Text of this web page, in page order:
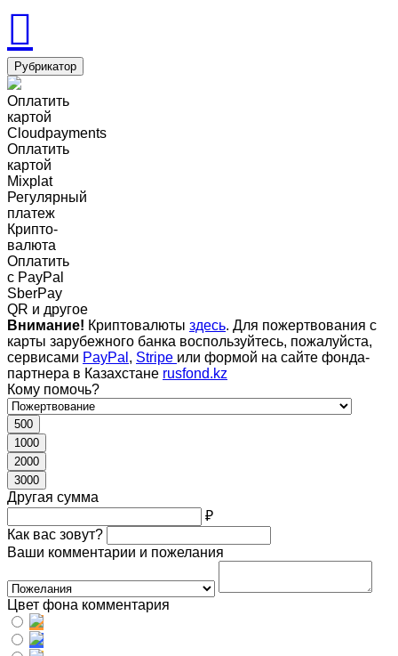
Рубрикатор
Оплатить
картой
Cloudpayments
Оплатить
картой
Mixplat
Регулярный
платеж
Крипто-
валюта
Оплатить
c PayPal
SberPay
QR и другое
Внимание! Криптовалюты здесь. Для пожертвования с
карты зарубежного банка воспользуйтесь, пожалуйста,
сервисами PayPal , Stripe или формой на сайте фонда-
партнера в Казахстане rusfond.kz
Кому помочь?
500
1000
2000
3000
Другая сумма
₽
Как вас зовут?
Ваши комментарии и пожелания
Цвет фона комментария